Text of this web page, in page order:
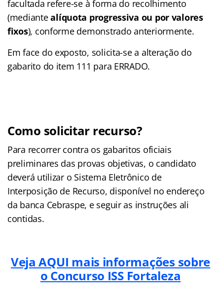
facultada refere-se à forma do recolhimento
(mediantealíquota progressiva ou por valores
fixos), conforme demonstrado anteriormente.
Em face do exposto, solicita-se a alteração do
gabarito do item 111 para ERRADO.
Como solicitar recurso?
Para recorrer contra os gabaritos oficiais
preliminares das provas objetivas, o candidato
deverá utilizar o Sistema Eletrônico de
Interposição de Recurso, disponível no endereço
da banca Cebraspe, e seguir as instruções ali
contidas.
Veja AQUI mais informações sobre
o Concurso ISS Fortaleza